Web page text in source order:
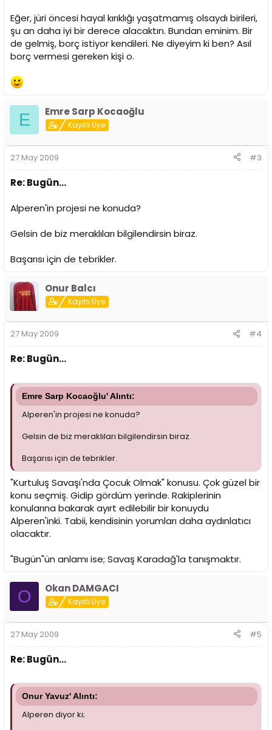
Eğer, jüri öncesi hayal kırıklığı yaşatmamış olsaydı birileri,
şu an daha iyi bir derece alacaktın. Bundan eminim. Bir
de gelmiş, borç istiyor kendileri. Ne diyeyim ki ben? Asıl
borç vermesi gereken kişi o.
E Emre Sarp Kocaoğlu
Kayıtlı Üye
27 May 2009 #3
Re: Bugün...
Alperen'in projesi ne konuda?
Gelsin de biz meraklıları bilgilendirsin biraz.
Başarısı için de tebrikler.
Onur Balcı
Kayıtlı Üye
27 May 2009 #4
Re: Bugün...
Emre Sarp Kocaoğlu' Alıntı:
Alperen'in projesi ne konuda?
Gelsin de biz meraklıları bilgilendirsin biraz.
Başarısı için de tebrikler.
"Kurtuluş Savaşı'nda Çocuk Olmak" konusu. Çok güzel bir
konu seçmiş. Gidip gördüm yerinde. Rakiplerinin
konularına bakarak ayırt edilebilir bir konuydu
Alperen'inki. Tabii, kendisinin yorumları daha aydınlatıcı
olacaktır.
"Bugün"ün anlamı ise; Savaş Karadağ'la tanışmaktır.
O Okan DAMGACI
Kayıtlı Üye
27 May 2009 #5
Re: Bugün...
Onur Yavuz' Alıntı:
Alperen diyor ki;